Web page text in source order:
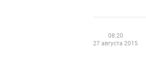
08:20
27 августа 2015